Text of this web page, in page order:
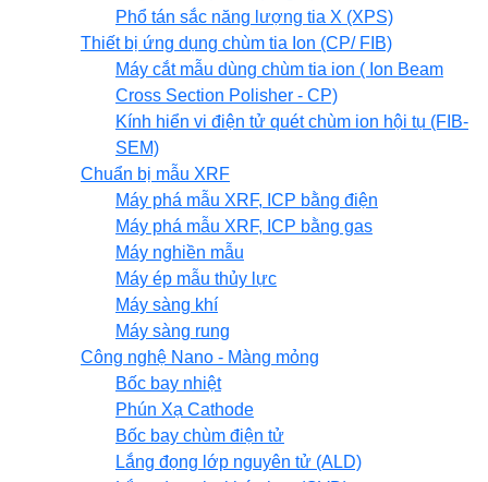
Phổ tán sắc năng lượng tia X (XPS)
Thiết bị ứng dụng chùm tia Ion (CP/ FIB)
Máy cắt mẫu dùng chùm tia ion ( Ion Beam
Cross Section Polisher - CP)
Kính hiển vi điện tử quét chùm ion hội tụ (FIB-
SEM)
Chuẩn bị mẫu XRF
Máy phá mẫu XRF, ICP bằng điện
Máy phá mẫu XRF, ICP bằng gas
Máy nghiền mẫu
Máy ép mẫu thủy lực
Máy sàng khí
Máy sàng rung
Công nghệ Nano - Màng mỏng
Bốc bay nhiệt
Phún Xạ Cathode
Bốc bay chùm điện tử
Lắng đọng lớp nguyên tử (ALD)